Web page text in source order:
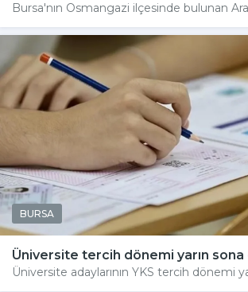
Bursa'nın Osmangazi ilçesinde bulunan
BURSA
Üniversite tercih dönemi yarın
Üniversite adaylarının YKS tercih dönemi